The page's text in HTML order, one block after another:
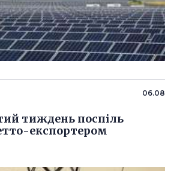
06.08
тиждень поспіль
експортером